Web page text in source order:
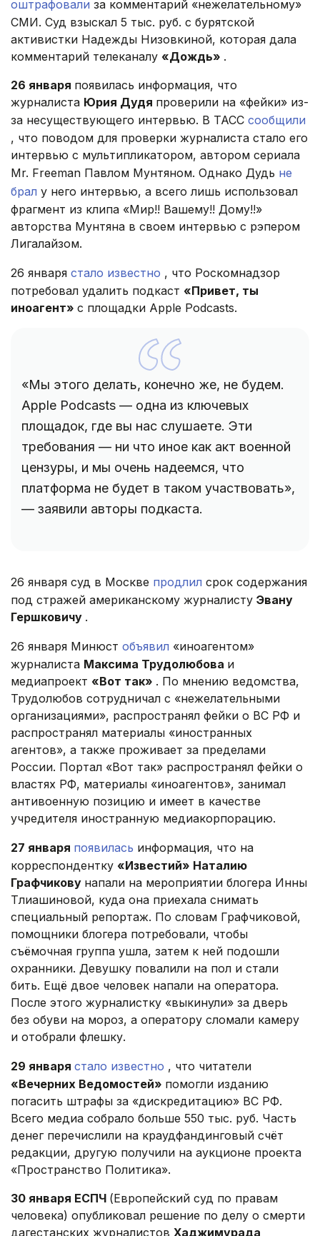
оштрафовали за комментарий «нежелательному»
СМИ. Суд взыскал 5 тыс. руб. с бурятской
активистки Надежды Низовкиной, которая дала
комментарий телеканалу «Дождь» .
26 января появилась информация, что
журналиста Юрия Дудя проверили на «фейки» из-
за несуществующего интервью. В ТАСС сообщили
, что поводом для проверки журналиста стало его
интервью с мультипликатором, автором сериала
Mr. Freeman Павлом Мунтяном. Однако Дудь не
брал у него интервью, а всего лишь использовал
фрагмент из клипа «Мир!! Вашему!! Дому!!»
авторства Мунтяна в своем интервью с рэпером
Лигалайзом.
26 января стало известно , что Роскомнадзор
потребовал удалить подкаст «Привет, ты
иноагент» с площадки Apple Podcasts.
«Мы этого делать, конечно же, не будем.
Apple Podcasts — одна из ключевых
площадок, где вы нас слушаете. Эти
требования — ни что иное как акт военной
цензуры, и мы очень надеемся, что
платформа не будет в таком участвовать»,
— заявили авторы подкаста.
26 января суд в Москве продлил срок содержания
под стражей американскому журналисту Эвану
Гершковичу .
26 января Минюст объявил «иноагентом»
журналиста Максима Трудолюбова и
медиапроект «Вот так» . По мнению ведомства,
Трудолюбов сотрудничал с «нежелательными
организациями», распространял фейки о ВС РФ и
распространял материалы «иностранных
агентов», а также проживает за пределами
России. Портал «Вот так» распространял фейки о
властях РФ, материалы «иноагентов», занимал
антивоенную позицию и имеет в качестве
учредителя иностранную медиакорпорацию.
27 января появилась информация, что на
корреспондентку «Известий» Наталию
Графчикову напали на мероприятии блогера Инны
Тлиашиновой, куда она приехала снимать
специальный репортаж. По словам Графчиковой,
помощники блогера потребовали, чтобы
съёмочная группа ушла, затем к ней подошли
охранники. Девушку повалили на пол и стали
бить. Ещё двое человек напали на оператора.
После этого журналистку «выкинули» за дверь
без обуви на мороз, а оператору сломали камеру
и отобрали флешку.
29 января стало известно , что читатели
«Вечерних Ведомостей» помогли изданию
погасить штрафы за «дискредитацию» ВС РФ.
Всего медиа собрало больше 550 тыс. руб. Часть
денег перечислили на краудфандинговый счёт
редакции, другую получили на аукционе проекта
«Пространство Политика».
30 января ЕСПЧ (Европейский суд по правам
человека) опубликовал решение по делу о смерти
дагестанских журналистов Хаджимурада